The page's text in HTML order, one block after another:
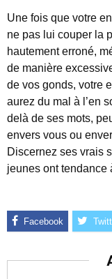
Une fois que votre
ne pas lui couper la
hautement erroné,
de manière
de vos gonds, votre
aurez du mal à l’en
delà de ses mots,
envers vous ou
Discernez ses vrais
jeunes ont tendance